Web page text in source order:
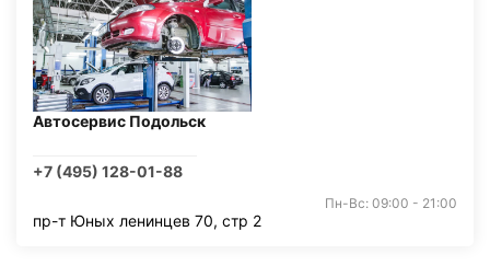
Автосервис Подольск
+7 (495) 128-01-88
Пн-Вс: 09:00 - 21:00
пр-т Юных ленинцев 70, стр 2